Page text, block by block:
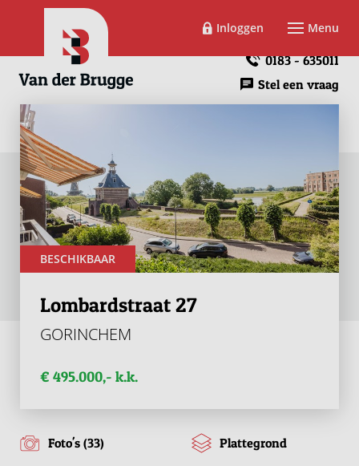
Inloggen Menu
0183 - 635011
Stel een vraag
BESCHIKBAAR
Lombardstraat 27
GORINCHEM
€ 495.000,- k.k.
Foto's (33) Plattegrond